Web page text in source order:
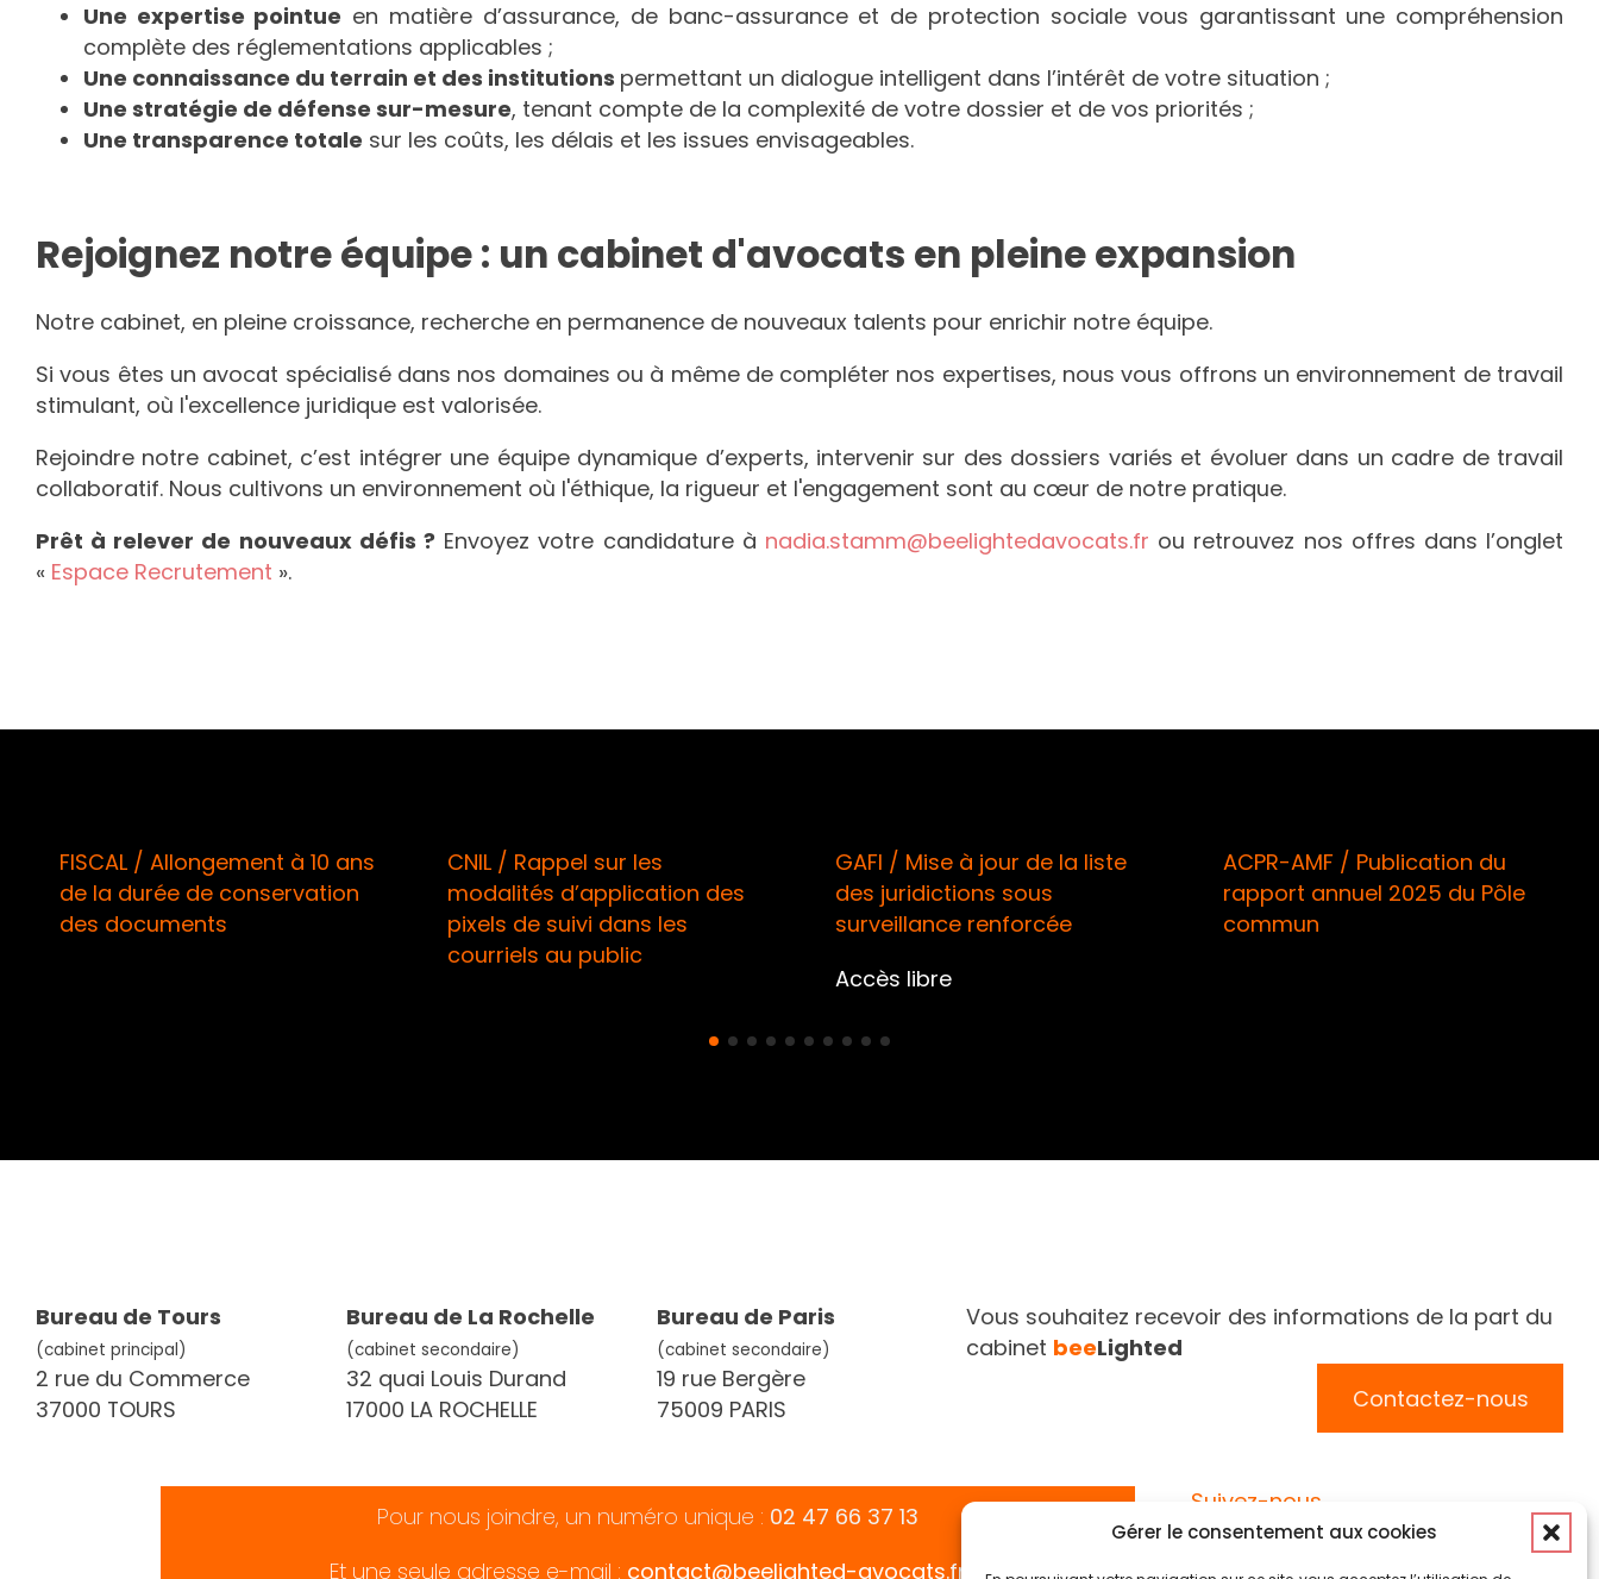
Gérer le consentement aux cookies
Une expertise pointue en matière d’assurance, de banc-assurance et de protection sociale vous garantissant une compréhension
complète des réglementations applicables ;
Une connaissance du terrain et des institutions permettant un dialogue intelligent dans l’intérêt de votre situation ;
Une stratégie de défense sur-mesure, tenant compte de la complexité de votre dossier et de vos priorités ;
Une transparence totale sur les coûts, les délais et les issues envisageables.
Rejoignez notre équipe : un cabinet d'avocats en pleine expansion
Notre cabinet, en pleine croissance, recherche en permanence de nouveaux talents pour enrichir notre équipe.
Si vous êtes un avocat spécialisé dans nos domaines ou à même de compléter nos expertises, nous vous offrons un environnement de travail
stimulant, où l'excellence juridique est valorisée.
Rejoindre notre cabinet, c’est intégrer une équipe dynamique d’experts, intervenir sur des dossiers variés et évoluer dans un cadre de travail
collaboratif. Nous cultivons un environnement où l'éthique, la rigueur et l'engagement sont au cœur de notre pratique.
Prêt à relever de nouveaux défis ? Envoyez votre candidature à nadia.stamm@beelightedavocats.fr ou retrouvez nos offres dans l’onglet
« Espace Recrutement ».
FISCAL / Allongement à 10 ans
de la durée de conservation
des documents
CNIL / Rappel sur les
modalités d’application des
pixels de suivi dans les
courriels au public
GAFI / Mise à jour de la liste
des juridictions sous
surveillance renforcée
Accès libre
ACPR-AMF / Publication du
rapport annuel 2025 du Pôle
commun
Bureau de Tours
(cabinet principal)
2 rue du Commerce
37000 TOURS
Bureau de La Rochelle
(cabinet secondaire)
32 quai Louis Durand
17000 LA ROCHELLE
Bureau de Paris
(cabinet secondaire)
19 rue Bergère
75009 PARIS
Vous souhaitez recevoir des informations de la part du
cabinet beeLighted
Contactez-nous
Pour nous joindre, un numéro unique : 02 47 66 37 13
Et une seule adresse e-mail : contact@beelighted-avocats.fr
Suivez-nous